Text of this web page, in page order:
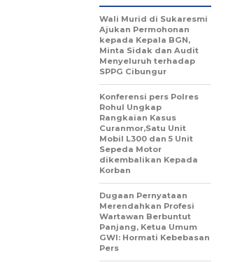
Wali Murid di Sukaresmi
Ajukan Permohonan
kepada Kepala BGN,
Minta Sidak dan Audit
Menyeluruh terhadap
SPPG Cibungur
Konferensi pers Polres
Rohul Ungkap
Rangkaian Kasus
Curanmor,Satu Unit
Mobil L300 dan 5 Unit
Sepeda Motor
dikembalikan Kepada
Korban
Dugaan Pernyataan
Merendahkan Profesi
Wartawan Berbuntut
Panjang, Ketua Umum
GWI: Hormati Kebebasan
Pers